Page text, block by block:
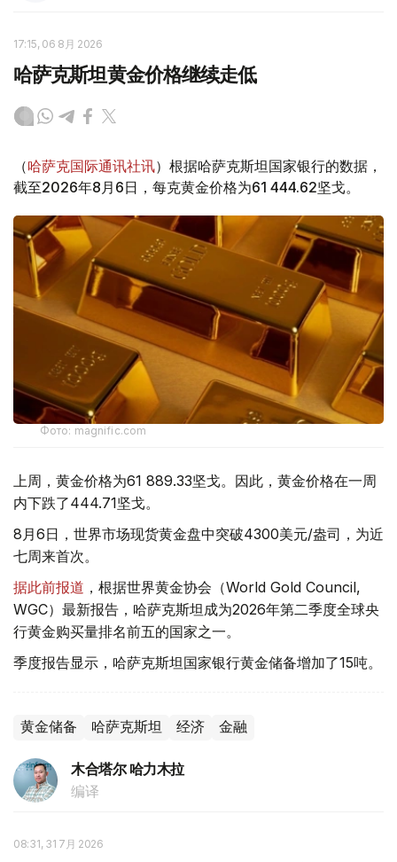
17:15, 06 8月 2026
哈萨克斯坦黄金价格继续走低
（哈萨克国际通讯社讯）根据哈萨克斯坦国家银行的数据，
截至2026年8月6日，每克黄金价格为61 444.62坚戈。
Фото: magnific.com
上周，黄金价格为61 889.33坚戈。因此，黄金价格在一周
内下跌了444.71坚戈。
8月6日，世界市场现货黄金盘中突破4300美元/盎司，为近
七周来首次。
据此前报道 ，根据世界黄金协会（World Gold Council,
WGC）最新报告，哈萨克斯坦成为2026年第二季度全球央
行黄金购买量排名前五的国家之一。
季度报告显示，哈萨克斯坦国家银行黄金储备增加了15吨。
黄金储备 哈萨克斯坦 经济 金融
木合塔尔 哈力木拉
编译
08:31, 31 7月 2026